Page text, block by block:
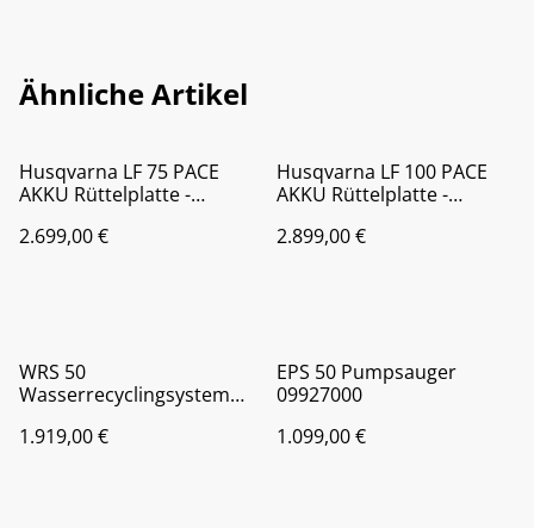
Ähnliche Artikel
Husqvarna LF 75 PACE
AKKU Rüttelplatte -
2.699,00 €
Husqvarna LF 100 PACE
AKKU Rüttelplatte -
2.899,00 €
WRS 50
Wasserrecyclingsystem
1.919,00 €
EPS 50 Pumpsauger
09927000
1.099,00 €